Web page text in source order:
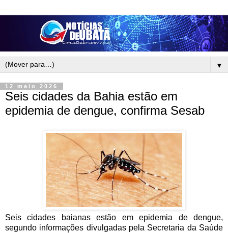
▼
12 maio 2026
Seis cidades da Bahia estão em
epidemia de dengue, confirma Sesab
Seis cidades baianas estão em epidemia de dengue,
segundo informações divulgadas pela Secretaria da Saúde